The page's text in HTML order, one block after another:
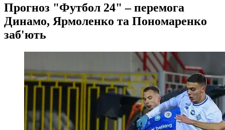
Прогноз "Футбол 24" – перемога
Динамо, Ярмоленко та Пономаренко
заб'ють